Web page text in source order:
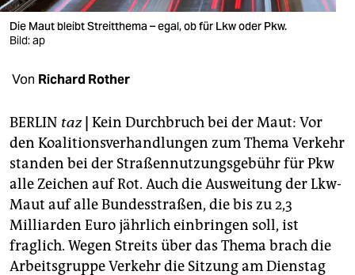
verlag
veranstaltungen
shop
unterstützen
abo
genossenschaft
epaper login
Die Maut bleibt Streitthema – egal, ob für Lkw oder Pkw.
Bild: ap
Von Richard Rother
BERLIN taz Kein Durchbruch bei der Maut: Vor
den Koalitionsverhandlungen zum Thema Verkehr
standen bei der Straßennutzungsgebühr für Pkw
alle Zeichen auf Rot. Auch die Ausweitung der Lkw-
Maut auf alle Bundesstraßen, die bis zu 2,3
Milliarden Euro jährlich einbringen soll, ist
fraglich. Wegen Streits über das Thema brach die
Arbeitsgruppe Verkehr die Sitzung am Dienstag